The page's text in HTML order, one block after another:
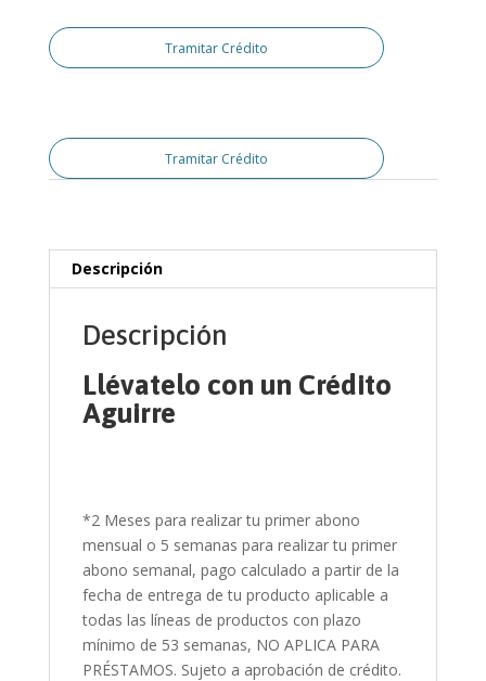
Tramitar Crédito
Tramitar Crédito
Descripción
Descripción
Llévatelo con un Crédito
Aguirre
*2 Meses para realizar tu primer abono
mensual o 5 semanas para realizar tu primer
abono semanal, pago calculado a partir de la
fecha de entrega de tu producto aplicable a
todas las líneas de productos con plazo
mínimo de 53 semanas, NO APLICA PARA
PRÉSTAMOS. Sujeto a aprobación de crédito.